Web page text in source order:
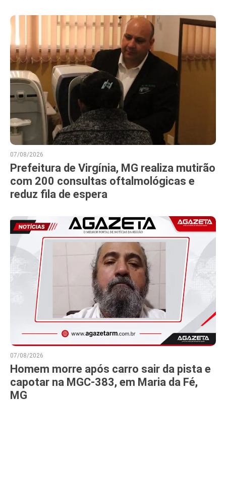
07/08/2026
Prefeitura de Virgínia, MG realiza mutirão
com 200 consultas oftalmológicas e
reduz fila de espera
07/08/2026
Homem morre após carro sair da pista e
capotar na MGC-383, em Maria da Fé,
MG